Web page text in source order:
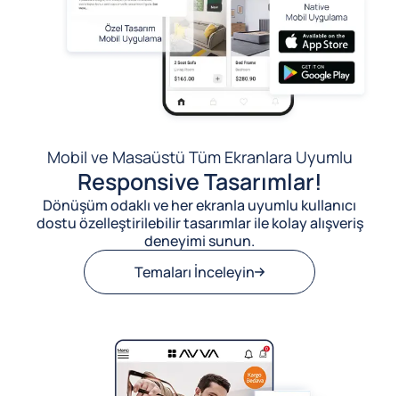
Mobil ve Masaüstü Tüm Ekranlara Uyumlu
Responsive Tasarımlar!
Dönüşüm odaklı ve her ekranla uyumlu kullanıcı
dostu özelleştirilebilir tasarımlar ile kolay alışveriş
deneyimi sunun.
Temaları İnceleyin